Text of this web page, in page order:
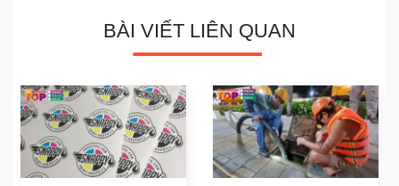
BÀI VIẾT LIÊN QUAN